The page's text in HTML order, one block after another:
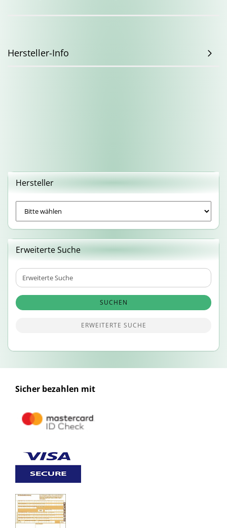
Hersteller-Info
Hersteller
Erweiterte Suche
Erweiterte
Suche
SUCHEN
ERWEITERTE SUCHE
Sicher bezahlen mit